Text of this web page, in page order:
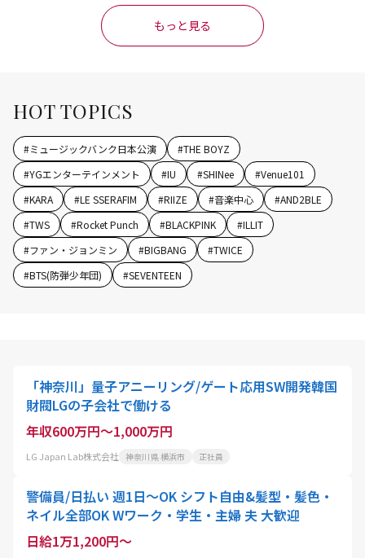
もっと見る
HOT TOPICS
#ミュージックバンク日本公演 #THE BOYZ
#YGエンターテインメント #IU #SHINee #Venue101
#KARA #LE SSERAFIM #RIIZE #音楽中心 #AND2BLE
#TWS #Rocket Punch #BLACKPINK #ILLIT
#ファン・ジョンミン #BIGBANG #TWICE
#BTS(防弾少年団) #SEVENTEEN
「神奈川」量子アニーリング/ゲート応用SW開発韓国
財閥LGの子会社で働ける
年収600万円～1,000万円
LG Japan Lab株式会社 神奈川県 横浜市 正社員
警備員/日払い 週1日～OK シフト自由&髪型・髪色・
ネイル全部OK Wワーク・学生・主婦 夫 大歓迎
日給1万1,200円～